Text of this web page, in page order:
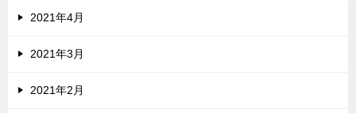
2021年4月
2021年3月
2021年2月